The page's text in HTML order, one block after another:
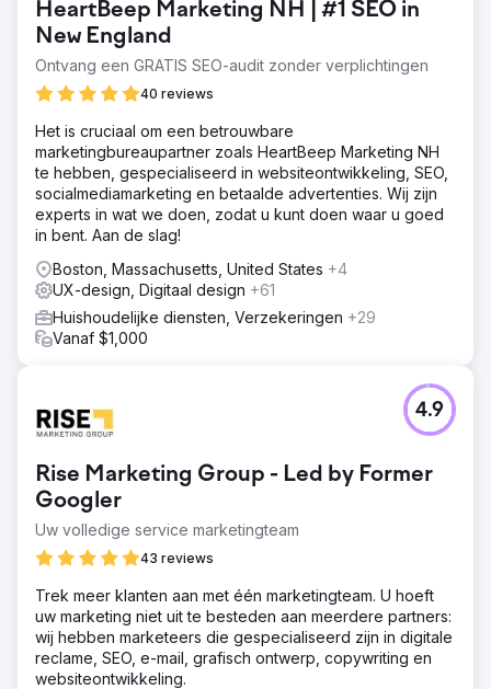
HeartBeep Marketing NH | #1 SEO in
New England
Ontvang een GRATIS SEO-audit zonder verplichtingen
40 reviews
Het is cruciaal om een betrouwbare
marketingbureaupartner zoals HeartBeep Marketing NH
te hebben, gespecialiseerd in websiteontwikkeling, SEO,
socialmediamarketing en betaalde advertenties. Wij zijn
experts in wat we doen, zodat u kunt doen waar u goed
in bent. Aan de slag!
Boston, Massachusetts, United States +4
UX-design, Digitaal design +61
Huishoudelijke diensten, Verzekeringen +29
Vanaf $1,000
Rise Marketing Group - Led by Former
Googler
Uw volledige service marketingteam
43 reviews
4.9
Trek meer klanten aan met één marketingteam. U hoeft
uw marketing niet uit te besteden aan meerdere partners:
wij hebben marketeers die gespecialiseerd zijn in digitale
reclame, SEO, e-mail, grafisch ontwerp, copywriting en
websiteontwikkeling.